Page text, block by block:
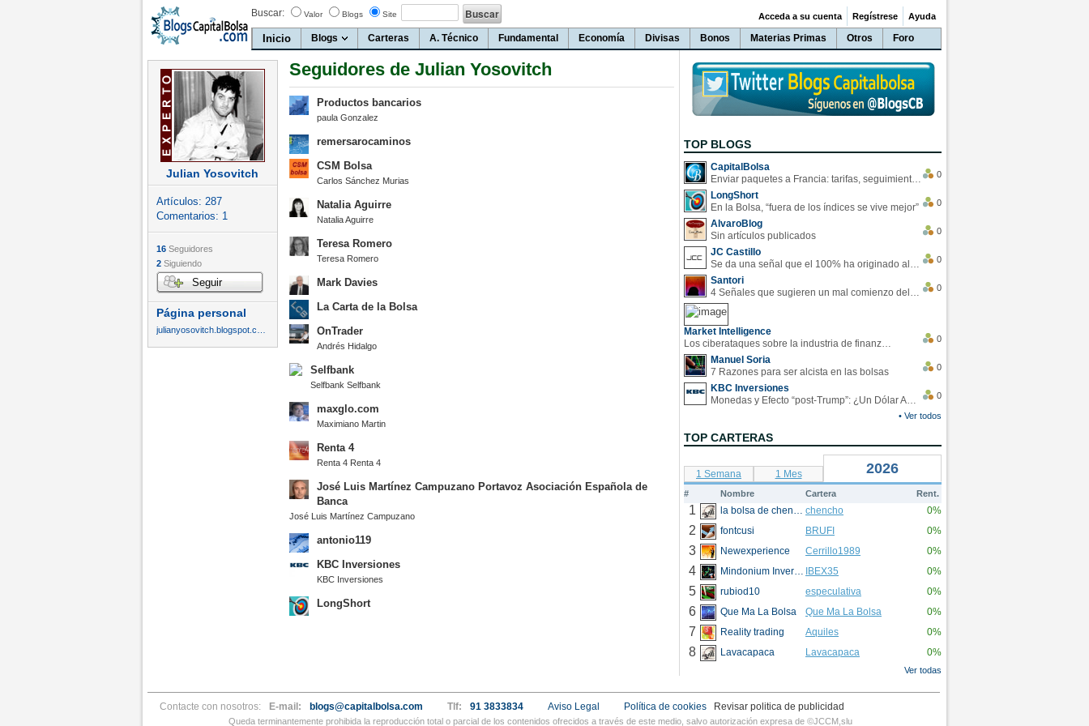
Buscar: Valor Blogs Site
Inicio Blogs Carteras A. Técnico Fundamental Economía Divisas Bonos Materias Primas Otros Foro
Acceda a su cuenta Regístrese Ayuda
Julian Yosovitch
Artículos: 287
Comentarios: 1
16 Seguidores
2 Siguiendo
Seguir
Página personal
Seguidores de Julian Yosovitch
Productos bancarios
paula Gonzalez
remersarocaminos
CSM Bolsa
Carlos Sánchez Murias
Natalia Aguirre
Natalia Aguirre
Teresa Romero
Teresa Romero
Mark Davies
La Carta de la Bolsa
OnTrader
Andrés Hidalgo
Selfbank
Selfbank Selfbank
maxglo.com
Maximiano Martin
Renta 4
Renta 4 Renta 4
José Luis Martínez Campuzano Portavoz Asociación Española de
Banca
José Luis Martínez Campuzano
antonio119
KBC Inversiones
KBC Inversiones
LongShort
TOP BLOGS
CapitalBolsa
Enviar paquetes a Francia: tarifas, seguimiento y ventajas destacadas
0
LongShort
En la Bolsa, “fuera de los índices se vive mejor”
0
AlvaroBlog
Sin artículos publicados
0
JC Castillo
Se da una señal que el 100% ha originado alzas en las bolsas
0
Santori
4 Señales que sugieren un mal comienzo del 3T de la economía EEUU
0
Market Intelligence
Los ciberataques sobre la industria de finanzas se han duplicado este año
0
Manuel Soria
7 Razones para ser alcista en las bolsas
0
KBC Inversiones
Monedas y Efecto “post-Trump”: ¿Un Dólar Americano operando en rangos?
0
• Ver todos
TOP CARTERAS
1 Semana 1 Mes 2026
# Nombre Cartera Rent.
1 la bolsa de chencho chencho 0%
2 fontcusi BRUFI 0%
3 Newexperience Cerrillo1989 0%
4 Mindonium Inversions IBEX35 0%
5 rubiod10 especulativa 0%
6 Que Ma La Bolsa Que Ma La Bolsa 0%
7 Reality trading Aquiles 0%
8 Lavacapaca Lavacapaca 0%
Ver todas
Contacte con nosotros: E-mail: blogs@capitalbolsa.com Tlf: 91 3833834 Aviso Legal Revisar politica de publicidad
Política de cookies
Queda terminantemente prohibida la reproducción total o parcial de los contenidos ofrecidos a través de este medio, salvo autorización expresa de ©JCCM,slu